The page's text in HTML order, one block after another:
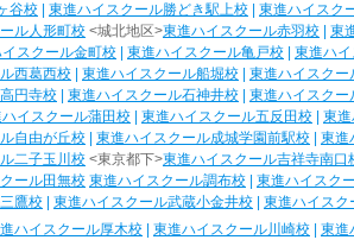
谷校 東進ハイスクール勝どき駅上校 東進ハイスク
ル人形町校 <城北地区>東進ハイスクール赤羽校 東
スクール金町校 東進ハイスクール亀戸校 東進ハ
西葛西校 東進ハイスクール船堀校 東進ハイスクー
円寺校 東進ハイスクール石神井校 東進ハイスクー
イスクール蒲田校 東進ハイスクール五反田校 東
自由が丘校 東進ハイスクール成城学園前駅校 東進
二子玉川校 <東京都下>東進ハイスクール吉祥寺南口
ール田無校 東進ハイスクール調布校 東進ハイスク
鷹校 東進ハイスクール武蔵小金井校 東進ハイスク
ハイスクール厚木校 東進ハイスクール川崎校 東進